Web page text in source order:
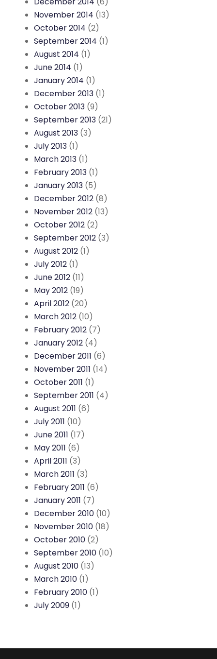
November 2014 (13)
October 2014 (2)
September 2014 (1)
August 2014 (1)
June 2014 (1)
January 2014 (1)
December 2013 (1)
October 2013 (9)
September 2013 (21)
August 2013 (3)
July 2013 (1)
March 2013 (1)
February 2013 (1)
January 2013 (5)
December 2012 (8)
November 2012 (13)
October 2012 (2)
September 2012 (3)
August 2012 (1)
July 2012 (1)
June 2012 (11)
May 2012 (19)
April 2012 (20)
March 2012 (10)
February 2012 (7)
January 2012 (4)
December 2011 (6)
November 2011 (14)
October 2011 (1)
September 2011 (4)
August 2011 (6)
July 2011 (10)
June 2011 (17)
May 2011 (6)
April 2011 (3)
March 2011 (3)
February 2011 (6)
January 2011 (7)
December 2010 (10)
November 2010 (18)
October 2010 (2)
September 2010 (10)
August 2010 (13)
March 2010 (1)
February 2010 (1)
July 2009 (1)